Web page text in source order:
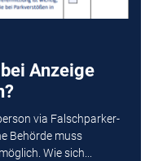
Anzeige
via Falschparker-
Behörde muss
Wie sich...